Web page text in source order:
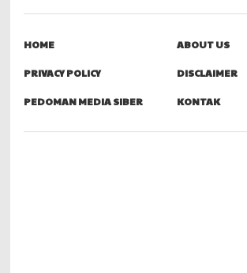
HOME ABOUT US
PRIVACY POLICY DISCLAIMER
PEDOMAN MEDIA SIBER KONTAK